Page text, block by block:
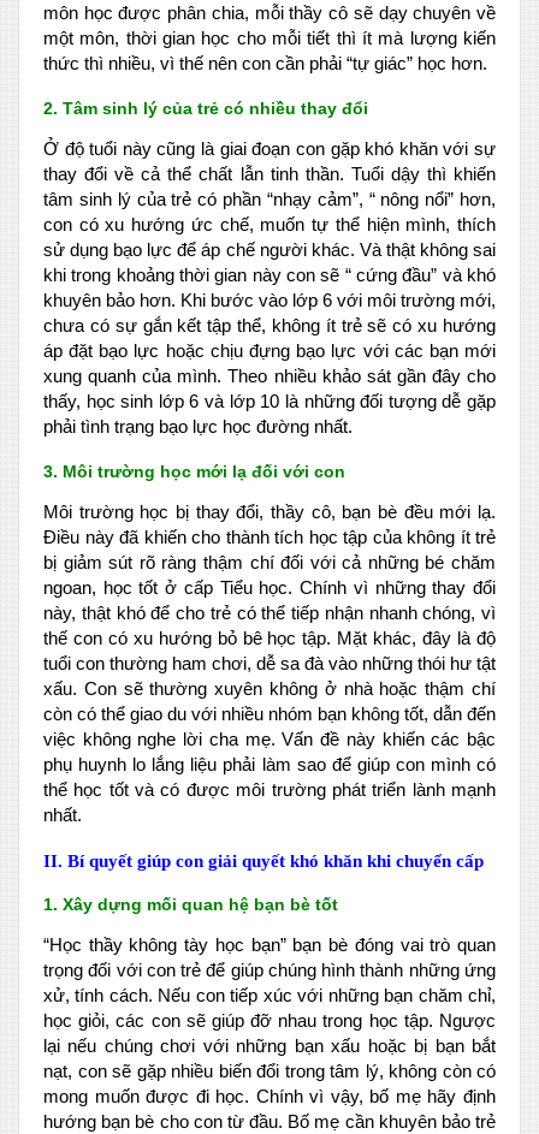
môn học được phân chia, mỗi thầy cô sẽ dạy chuyên về
một môn, thời gian học cho mỗi tiết thì ít mà lượng kiến
thức thì nhiều, vì thế nên con cần phải “tự giác” học hơn.
2. Tâm sinh lý của trẻ có nhiều thay đổi
Ở độ tuổi này cũng là giai đoạn con gặp khó khăn với sự
thay đổi về cả thể chất lẫn tinh thần. Tuổi dậy thì khiến
tâm sinh lý của trẻ có phần “nhạy cảm”, “ nông nổi” hơn,
con có xu hướng ức chế, muốn tự thể hiện mình, thích
sử dụng bạo lực để áp chế người khác. Và thật không sai
khi trong khoảng thời gian này con sẽ “ cứng đầu” và khó
khuyên bảo hơn. Khi bước vào lớp 6 với môi trường mới,
chưa có sự gắn kết tập thể, không ít trẻ sẽ có xu hướng
áp đặt bạo lực hoặc chịu đựng bạo lực với các bạn mới
xung quanh của mình. Theo nhiều khảo sát gần đây cho
thấy, học sinh lớp 6 và lớp 10 là những đối tượng dễ gặp
phải tình trạng bạo lực học đường nhất.
3. Môi trường học mới lạ đối với con
Môi trường học bị thay đổi, thầy cô, bạn bè đều mới lạ.
Điều này đã khiến cho thành tích học tập của không ít trẻ
bị giảm sút rõ ràng thậm chí đối với cả những bé chăm
ngoan, học tốt ở cấp Tiểu học. Chính vì những thay đổi
này, thật khó để cho trẻ có thể tiếp nhận nhanh chóng, vì
thế con có xu hướng bỏ bê học tập. Mặt khác, đây là độ
tuổi con thường ham chơi, dễ sa đà vào những thói hư tật
xấu. Con sẽ thường xuyên không ở nhà hoặc thậm chí
còn có thể giao du với nhiều nhóm bạn không tốt, dẫn đến
việc không nghe lời cha mẹ. Vấn đề này khiến các bậc
phụ huynh lo lắng liệu phải làm sao để giúp con mình có
thể học tốt và có được môi trường phát triển lành mạnh
nhất.
II. Bí quyết giúp con giải quyết khó khăn khi chuyển cấp
1. Xây dựng mối quan hệ bạn bè tốt
“Học thầy không tày học bạn” bạn bè đóng vai trò quan
trọng đối với con trẻ để giúp chúng hình thành những ứng
xử, tính cách. Nếu con tiếp xúc với những bạn chăm chỉ,
học giỏi, các con sẽ giúp đỡ nhau trong học tập. Ngược
lại nếu chúng chơi với những bạn xấu hoặc bị bạn bắt
nạt, con sẽ gặp nhiều biến đổi trong tâm lý, không còn có
mong muốn được đi học. Chính vì vậy, bố mẹ hãy định
hướng bạn bè cho con từ đầu. Bố mẹ cần khuyên bảo trẻ